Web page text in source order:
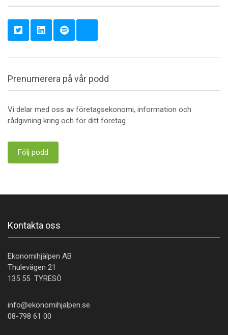
Prenumerera på vår podd
Vi delar med oss av företagsekonomi, information och
rådgivning kring och för ditt företag
Följ podd
Kontakta oss
Ekonomihjälpen AB
Thulevägen 21
135 55 TYRESÖ
info@ekonomihjalpen.se
08-798 61 00